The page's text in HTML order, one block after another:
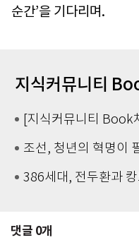
순간’을 기다리며.
지식커뮤니티
[지식커뮤니티 Book치고]
조선, 청년의 혁명이
386세대, 전두환과
댓글 0개